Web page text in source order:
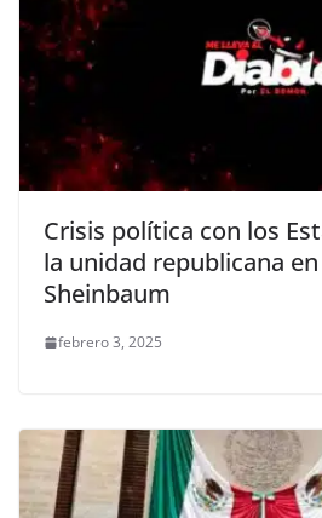
Crisis política con los
la unidad republicana
Sheinbaum
febrero 3, 2025